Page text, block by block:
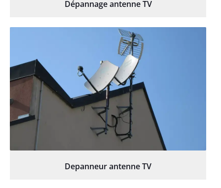
Dépannage antenne TV
Depanneur antenne TV